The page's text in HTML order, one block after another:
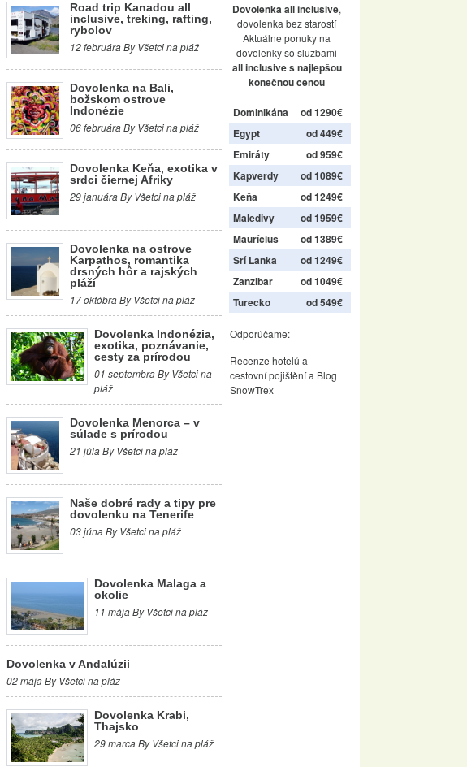
Road trip Kanadou all
inclusive, treking, rafting,
rybolov
12 februára By Všetci na pláž
Dovolenka na Bali,
božskom ostrove
Indonézie
06 februára By Všetci na pláž
Dovolenka Keňa, exotika v
srdci čiernej Afriky
29 januára By Všetci na pláž
Dovolenka na ostrove
Karpathos, romantika
drsných hôr a rajských
pláží
17 októbra By Všetci na pláž
Dovolenka Indonézia,
exotika, poznávanie,
cesty za prírodou
01 septembra By Všetci na
pláž
Dovolenka Menorca – v
súlade s prírodou
21 júla By Všetci na pláž
Naše dobré rady a tipy pre
dovolenku na Tenerife
03 júna By Všetci na pláž
Dovolenka Malaga a
okolie
11 mája By Všetci na pláž
Dovolenka v Andalúzii
02 mája By Všetci na pláž
Dovolenka Krabi,
Thajsko
29 marca By Všetci na pláž
Dovolenka all inclusive,
dovolenka bez starostí
Aktuálne ponuky na
dovolenky so službami
all inclusive s najlepšou
konečnou cenou
Dominikána
od 1290€
Egypt
od 449€
Emiráty
od 959€
Kapverdy
od 1089€
Keňa
od 1249€
Maledivy
od 1959€
Maurícius
od 1389€
Srí Lanka
od 1249€
Zanzibar
od 1049€
Turecko
od 549€
Odporúčame:
Recenze hotelů a
cestovní pojištěnía Blog
SnowTrex